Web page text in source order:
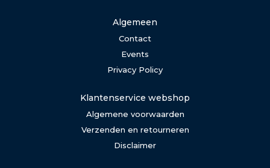
Algemeen
Contact
Events
Privacy Policy
Klantenservice webshop
Algemene voorwaarden
Verzenden en retourneren
Disclaimer